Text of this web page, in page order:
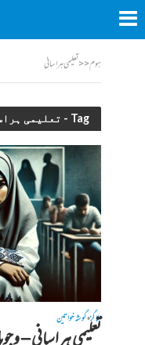
ہوم<<تعلیمی ہراسانی
Tag - تعلیمی ہراسانی
بلاگز•گوشہ خواتین